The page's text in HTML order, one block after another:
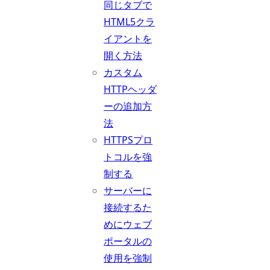
同じタブで
HTML5クラ
イアントを
開く方法
カスタム
HTTPヘッダ
ーの追加方
法
HTTPSプロ
トコルを強
制する
サーバーに
接続するた
めにウェブ
ポータルの
使用を強制